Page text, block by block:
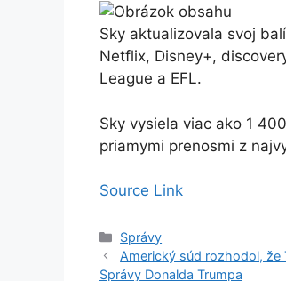
Sky aktualizovala svoj
Netflix, Disney+,
League a EFL.
Sky vysiela viac ako 1
priamymi prenosmi z
Source Link
Kategórie
Správy
Americký súd rozhodol, že
Správy Donalda Trumpa